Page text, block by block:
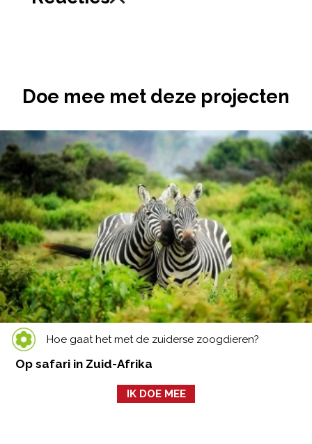
Doe mee met deze projecten
Hoe gaat het met de zuiderse zoogdieren?
Op safari in Zuid-Afrika
IK DOE MEE